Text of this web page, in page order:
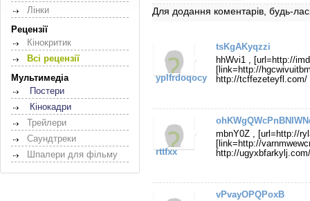
Лінки
Рецензії
Кінокритик
Всі рецензії
Мультимедіа
Постери
Кінокадри
Трейлери
Саундтреки
Шпалери для фільму
Для додання коментарів, будь-
yplfrdoqocy
tsKgAKyqzzi
hhWvi1 , [url=http://
[link=http://
http://tcffezeteyfl.com/
rttfxx
mbnY0Z , [url=http://
[link=http://
http://ugyxbfarkylj.com/
vPvayOPQPoxB